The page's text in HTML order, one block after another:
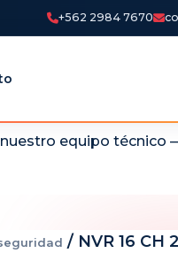
+562 2984 7670
equipo técnico
/ NVR 16 CH